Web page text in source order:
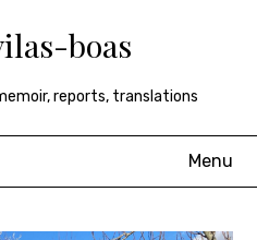
boas
reports, translations
Menu